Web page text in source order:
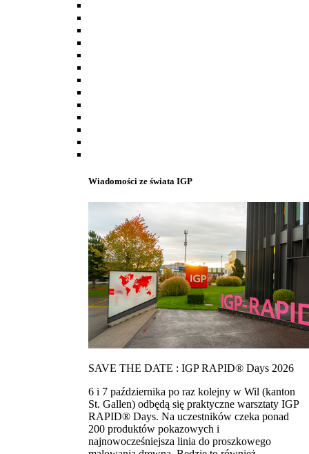
Wiadomości ze świata IGP
SAVE THE DATE : IGP RAPID® Days 2026
6 i 7 października po raz kolejny w Wil (kanton
St. Gallen) odbędą się praktyczne warsztaty IGP
RAPID® Days. Na uczestników czeka ponad
200 produktów pokazowych i
najnowocześniejsza linia do proszkowego